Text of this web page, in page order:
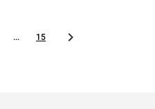
... 15